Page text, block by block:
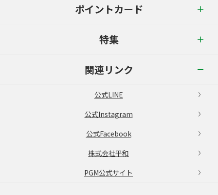
ポイントカード
特集
関連リンク
公式LINE
公式Instagram
公式Facebook
株式会社平和
PGM公式サイト